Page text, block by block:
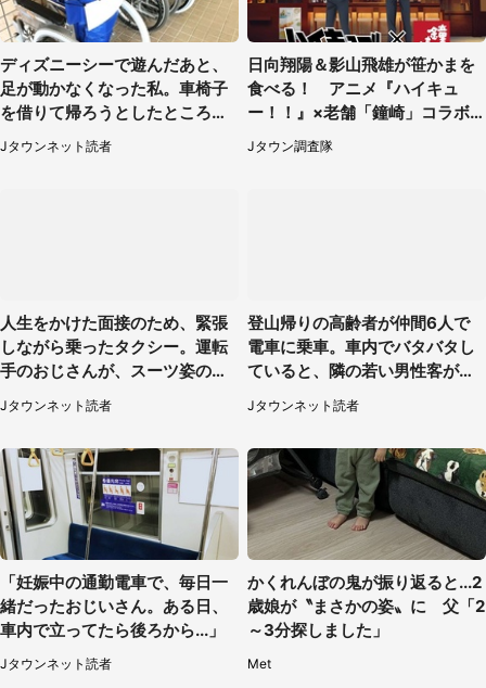
ディズニーシーで遊んだあと、
足が動かなくなった私。車椅子
を借りて帰ろうとしたところで
キャストが（60代女性）
Jタウンネット読者
日向翔陽＆影山飛雄が笹かまを
食べる！ アニメ『ハイキュ
ー！！』×老舗「鐘崎」コラボ
で限定グッズも【8／1～31】
Jタウン調査隊
人生をかけた面接のため、緊張
しながら乗ったタクシー。運転
手のおじさんが、スーツ姿の私
を見て...（福岡県・30代女性）
Jタウンネット読者
登山帰りの高齢者が仲間6人で
電車に乗車。車内でバタバタし
ていると、隣の若い男性客が
（神奈川県・70代女性）
Jタウンネット読者
「妊娠中の通勤電車で、毎日一
緒だったおじいさん。ある日、
車内で立ってたら後ろから...」
Jタウンネット読者
かくれんぼの鬼が振り返ると...2
歳娘が〝まさかの姿〟に 父「2
～3分探しました」
Met